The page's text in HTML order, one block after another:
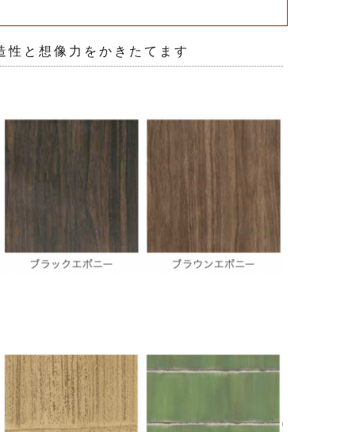
と想像力をかきたてます